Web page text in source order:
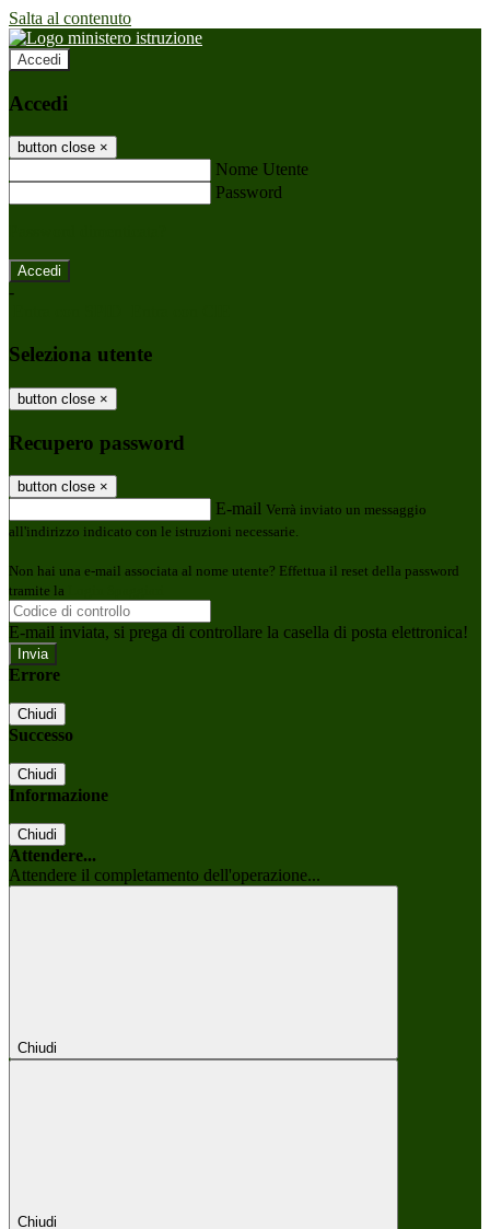
Salta al contenuto
Accedi
Accedi
button close ×
Nome Utente
Password
-
Seleziona utente
button close ×
Recupero password
button close ×
E-mail Verrà inviato un messaggio
all'indirizzo indicato con le istruzioni necessarie.
Non hai una e-mail associata al nome utente? Effettua il reset della password
tramite la
E-mail inviata, si prega di controllare la casella di posta elettronica!
Errore
Chiudi
Successo
Chiudi
Informazione
Chiudi
Attendere...
Attendere il completamento dell'operazione...
Chiudi
Chiudi